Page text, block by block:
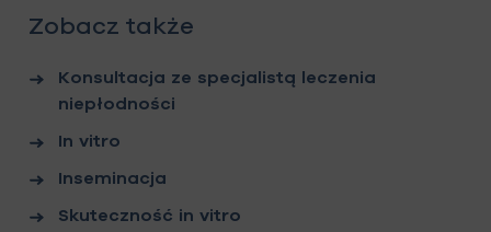
Zobacz także
Konsultacja ze specjalistą leczenia
niepłodności
In vitro
Inseminacja
Skuteczność in vitro